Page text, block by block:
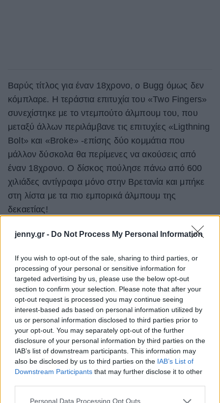
jenny.gr - Do Not Process My Personal Information
If you wish to opt-out of the sale, sharing to third parties, or
processing of your personal or sensitive information for
targeted advertising by us, please use the below opt-out
section to confirm your selection. Please note that after your
opt-out request is processed you may continue seeing
interest-based ads based on personal information utilized by
us or personal information disclosed to third parties prior to
your opt-out. You may separately opt-out of the further
disclosure of your personal information by third parties on the
IAB’s list of downstream participants. This information may
also be disclosed by us to third parties on the IAB’s List of
Downstream Participants that may further disclose it to other
Please note that this website/app uses one or more Google
Personal Data Processing Opt Outs
Βαρύς τίτλος για έναν 18χρονο, ο Bugg όμως δεν
κόμπλαρε. Η τεράστια επιτυχία του «Two Fingers»
συνεχίστηκε με το ντεμπούτο άλμπουμ του, που
μεταξύ άλλων περιλάμβανε τις επιτυχίες «Ligthning
Bolt» και «Broke» -επίσης δύο κομμάτια που
μάλλον δύσκολα θα περίμενες να ακούσεις από
έναν 18χρονο. Ο δίσκος πούλησε πάνω από 600
χιλιάδες αντίγραφα μόνο στην Βρετανία και μπήκε
στη λίστα με τα πιο εμπορικά άλμπουμ της
δεκαετίας!
Διαβάστε τη συνέχεια στο
ΔΙΑΒΑΖΟΝΤΑΙ ΤΩΡΑ
Το gadget από τα IKEA που κοστίζει κάτω από 2
ευρώ και θα βάλει σε τάξη το ντουλάπι της